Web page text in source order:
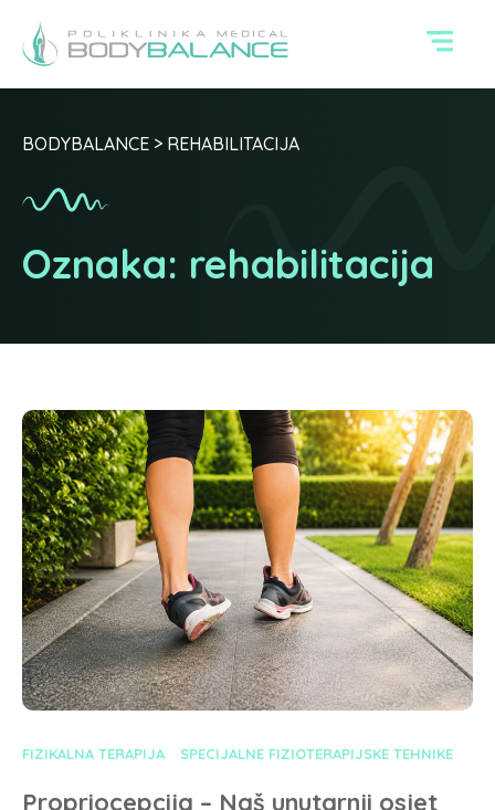
Oznaka: rehabilitacija
BODYBALANCE > REHABILITACIJA
FIZIKALNA TERAPIJA SPECIJALNE FIZIOTERAPIJSKE TEHNIKE
Propriocepcija – Naš unutarnji osjet